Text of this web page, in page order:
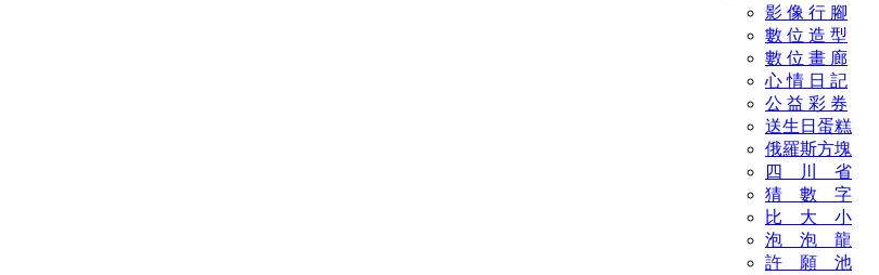
影 像 行 腳
數 位 造 型
數 位 畫 廊
心 情 日 記
公 益 彩 券
送生日蛋糕
俄羅斯方塊
四 川 省
猜 數 字
比 大 小
泡 泡 龍
許 願 池